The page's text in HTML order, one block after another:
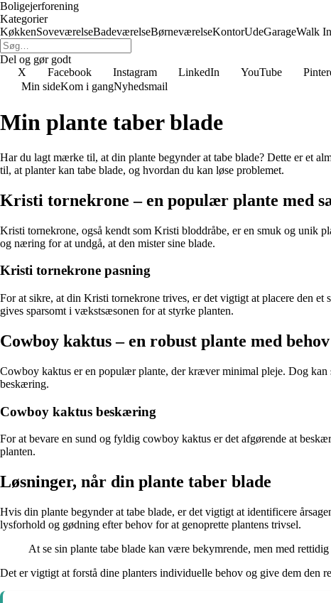
Boligejerforening
Kategorier
KøkkenSoveværelseBadeværelseBørneværelseKontorUdeGarageWalk In
Del og gør godt
X
Facebook Instagram LinkedIn YouTube
Min sideKom i gangNyhedsmail
Min plante taber blade
Har du lagt mærke til, at din plante begynder at tabe blade? Dette er et
til, at planter kan tabe blade, og hvordan du kan løse problemet.
Kristi tornekrone – en populær plante med
Kristi tornekrone, også kendt som Kristi bloddråbe, er en smuk og unik
og næring for at undgå, at den mister sine blade.
Kristi tornekrone pasning
For at sikre, at din Kristi tornekrone trives, er det vigtigt at placere den et
gives sparsomt i vækstsæsonen for at styrke planten.
Cowboy kaktus – en robust plante med
Cowboy kaktus er en populær plante, der kræver minimal pleje. Dog
beskæring.
Cowboy kaktus beskæring
For at bevare en sund og fyldig cowboy kaktus er det afgørende at
planten.
Løsninger, når din plante taber blade
Hvis din plante begynder at tabe blade, er det vigtigt at identificere
lysforhold og gødning efter behov for at genoprette plantens trivsel.
At se sin plante tabe blade kan være bekymrende, men med
Det er vigtigt at forstå dine planters individuelle behov og give dem den